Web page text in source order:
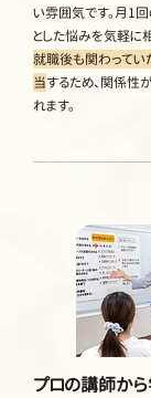
い雰囲気です。月1
とした悩みを気軽に
就職後も関わってい
当するため、関係性
れます。
プロの講師か